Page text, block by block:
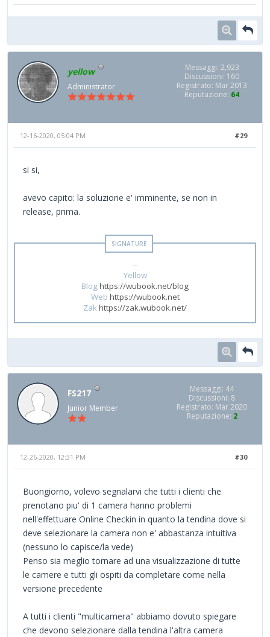
yellow
Administrator
Messaggi: 2,923
Discussioni: 160
Registrato: Mar 2013
Reputazione: 64
#29
12-16-2020, 05:04 PM
si si,
avevo capito: la soluzione e' imminente, se non in
release, prima.
--
Yellow
Bloghttps://wubook.net/blog
Web https://wubook.net
Zakhttps://zak.wubook.net/
FS217
Junior Member
Messaggi: 44
Discussioni: 8
Registrato: Mar 2020
Reputazione: 2
#30
12-26-2020, 12:31 PM
Buongiorno, volevo segnalarvi che tutti i clienti che
prenotano piu' di 1 camera hanno problemi
nell'effettuare Online Checkin in quanto la tendina dove si
deve selezionare la camera non e' abbastanza intuitiva
(nessuno lo capisce/la vede)
Penso sia meglio tornare ad una visualizzazione di tutte
le camere e tutti gli ospiti da completare come nella
versione precedente
A tutti i clienti "multicamera" abbiamo dovuto spiegare
che devono selezionare dalla tendina l'altra camera